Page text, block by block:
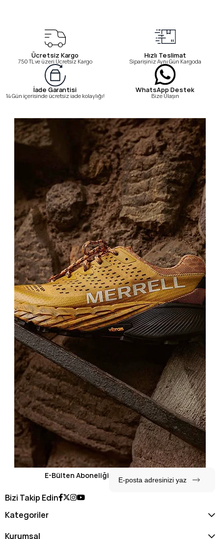
Ücretsiz Kargo
750 TL ve üzeri Ücretsiz Kargo
Hızlı Teslimat
Siparişiniz Aynı Gün Kargoda
İade Garantisi
14 Gün içerisinde ücretsiz iade kolaylığı!
WhatsApp Destek
Bize Ulaşın
E-Bülten Aboneliği
Bizi Takip Edin
Kategoriler
Kurumsal